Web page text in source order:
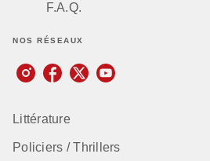
F.A.Q.
NOS RÉSEAUX
Littérature
Policiers / Thrillers